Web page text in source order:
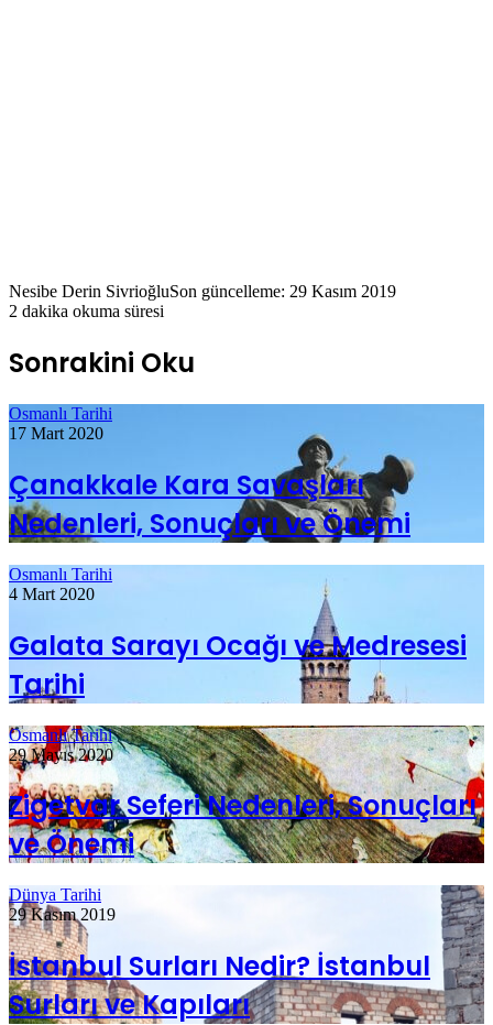
Nesibe Derin SivrioğluSon güncelleme: 29 Kasım 2019
2 dakika okuma süresi
Sonrakini Oku
Osmanlı Tarihi
17 Mart 2020
Çanakkale Kara Savaşları
Nedenleri, Sonuçları ve Önemi
Osmanlı Tarihi
4 Mart 2020
Galata Sarayı Ocağı ve Medresesi
Tarihi
Osmanlı Tarihi
29 Mayıs 2020
Zigetvar Seferi Nedenleri, Sonuçları
ve Önemi
Dünya Tarihi
29 Kasım 2019
İstanbul Surları Nedir? İstanbul
Surları ve Kapıları